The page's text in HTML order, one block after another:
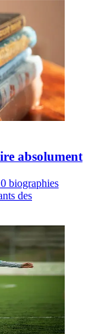
absolument
biographies
des